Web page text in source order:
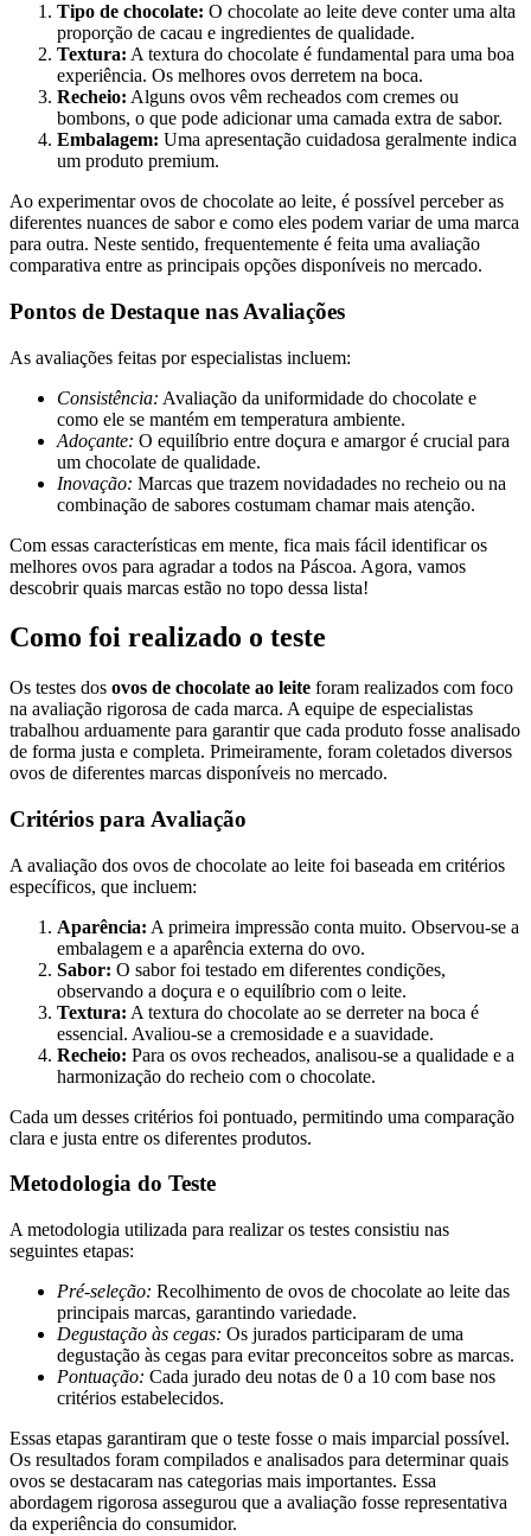
Tipo de chocolate: O chocolate ao leite deve conter uma alta
proporção de cacau e ingredientes de qualidade.
Textura: A textura do chocolate é fundamental para uma boa
experiência. Os melhores ovos derretem na boca.
Recheio: Alguns ovos vêm recheados com cremes ou
bombons, o que pode adicionar uma camada extra de sabor.
Embalagem: Uma apresentação cuidadosa geralmente indica
um produto premium.
Ao experimentar ovos de chocolate ao leite, é possível perceber as
diferentes nuances de sabor e como eles podem variar de uma marca
para outra. Neste sentido, frequentemente é feita uma avaliação
comparativa entre as principais opções disponíveis no mercado.
Pontos de Destaque nas Avaliações
As avaliações feitas por especialistas incluem:
Consistência: Avaliação da uniformidade do chocolate e
como ele se mantém em temperatura ambiente.
Adoçante: O equilíbrio entre doçura e amargor é crucial para
um chocolate de qualidade.
Inovação: Marcas que trazem novidadades no recheio ou na
combinação de sabores costumam chamar mais atenção.
Com essas características em mente, fica mais fácil identificar os
melhores ovos para agradar a todos na Páscoa. Agora, vamos
descobrir quais marcas estão no topo dessa lista!
Como foi realizado o teste
Os testes dos ovos de chocolate ao leite foram realizados com foco
na avaliação rigorosa de cada marca. A equipe de especialistas
trabalhou arduamente para garantir que cada produto fosse analisado
de forma justa e completa. Primeiramente, foram coletados diversos
ovos de diferentes marcas disponíveis no mercado.
Critérios para Avaliação
A avaliação dos ovos de chocolate ao leite foi baseada em critérios
específicos, que incluem:
Aparência: A primeira impressão conta muito. Observou-se a
embalagem e a aparência externa do ovo.
Sabor: O sabor foi testado em diferentes condições,
observando a doçura e o equilíbrio com o leite.
Textura: A textura do chocolate ao se derreter na boca é
essencial. Avaliou-se a cremosidade e a suavidade.
Recheio: Para os ovos recheados, analisou-se a qualidade e a
harmonização do recheio com o chocolate.
Cada um desses critérios foi pontuado, permitindo uma comparação
clara e justa entre os diferentes produtos.
Metodologia do Teste
A metodologia utilizada para realizar os testes consistiu nas
seguintes etapas:
Pré-seleção: Recolhimento de ovos de chocolate ao leite das
principais marcas, garantindo variedade.
Degustação às cegas: Os jurados participaram de uma
degustação às cegas para evitar preconceitos sobre as marcas.
Pontuação: Cada jurado deu notas de 0 a 10 com base nos
critérios estabelecidos.
Essas etapas garantiram que o teste fosse o mais imparcial possível.
Os resultados foram compilados e analisados para determinar quais
ovos se destacaram nas categorias mais importantes. Essa
abordagem rigorosa assegurou que a avaliação fosse representativa
da experiência do consumidor.